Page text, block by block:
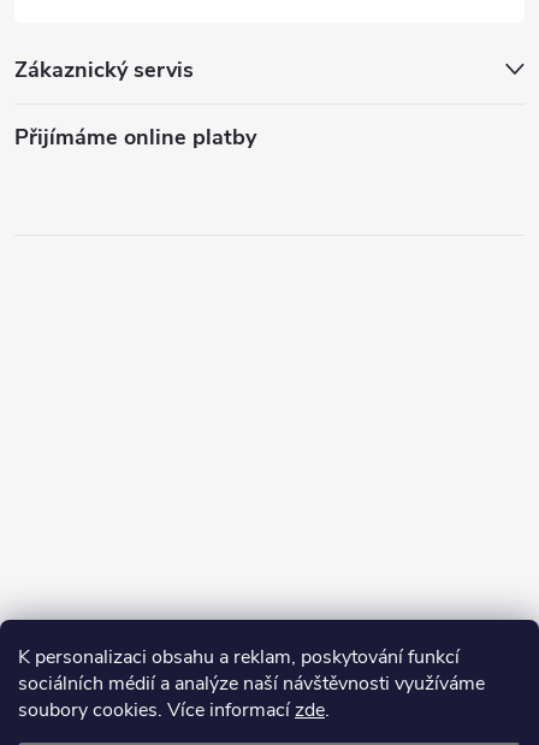
K personalizaci obsahu a reklam, poskytování funkcí
sociálních médií a analýze naší návštěvnosti využíváme
soubory cookies. Více informacízde.
Zákaznický servis
Přijímáme online platby